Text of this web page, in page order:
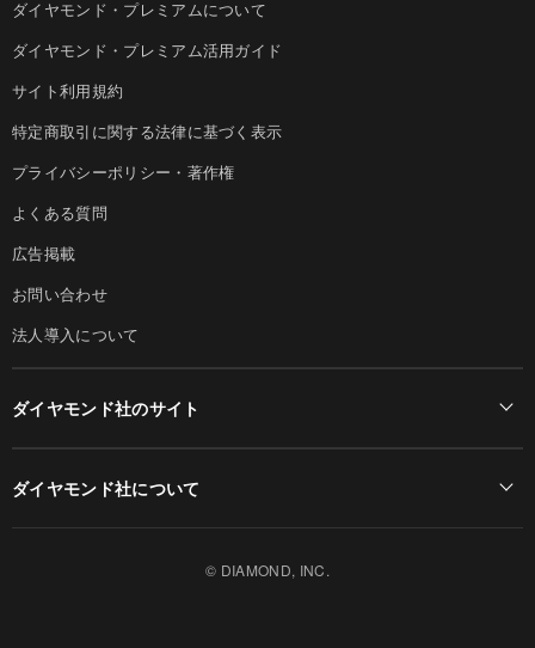
ダイヤモンド・プレミアムについて
ダイヤモンド・プレミアム活用ガイド
サイト利用規約
特定商取引に関する法律に基づく表示
プライバシーポリシー・著作権
よくある質問
広告掲載
お問い合わせ
法人導入について
ダイヤモンド社のサイト
ダイヤモンド社について
© DIAMOND, INC.